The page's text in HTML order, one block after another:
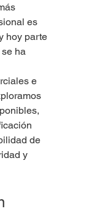
es
hoy parte
ha
e
de
y